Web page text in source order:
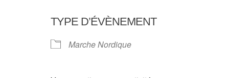
TYPE D’ÉVÈNEMENT
Marche Nordique